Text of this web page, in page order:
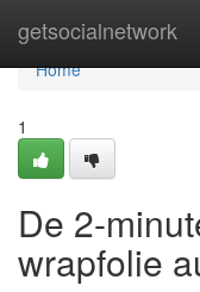
getsocialnetwork
Home
Home
1
De 2-
wrapfolie